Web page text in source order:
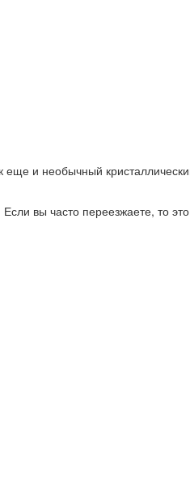
и необычный
вы часто переезжаете, то